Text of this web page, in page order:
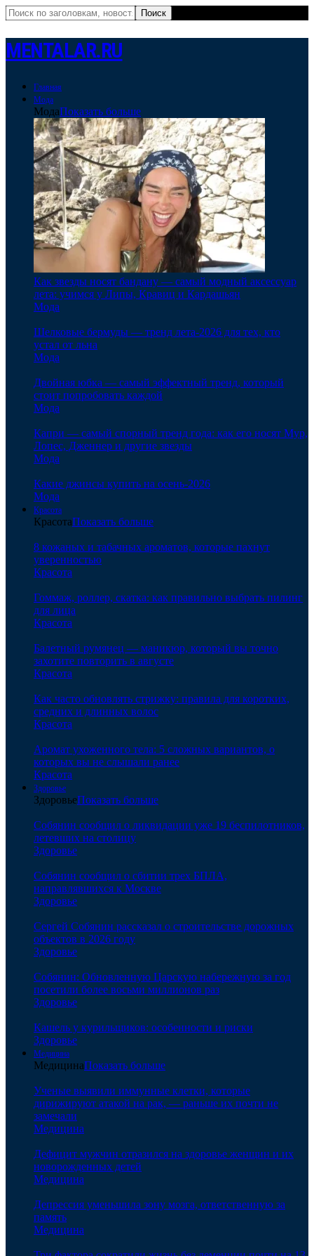
MENTALAR.RU
Главная
Мода
МодаПоказать больше
Как звезды носят бандану — самый модный аксессуар
лета: учимся у Липы, Кравиц и Кардашьян
Мода
Шелковые бермуды — тренд лета-2026 для тех, кто
устал от льна
Мода
Двойная юбка — самый эффектный тренд, который
стоит попробовать каждой
Мода
Капри — самый спорный тренд года: как его носят Мур,
Лопес, Дженнер и другие звезды
Мода
Какие джинсы купить на осень-2026
Мода
Красота
КрасотаПоказать больше
8 кожаных и табачных ароматов, которые пахнут
уверенностью
Красота
Гоммаж, роллер, скатка: как правильно выбрать пилинг
для лица
Красота
Балетный румянец — маникюр, который вы точно
захотите повторить в августе
Красота
Как часто обновлять стрижку: правила для коротких,
средних и длинных волос
Красота
Аромат ухоженного тела: 5 сложных вариантов, о
которых вы не слышали ранее
Красота
Здоровье
ЗдоровьеПоказать больше
Собянин сообщил о ликвидации уже 19 беспилотников,
летевших на столицу
Здоровье
Собянин сообщил о сбитии трех БПЛА,
направлявшихся к Москве
Здоровье
Сергей Собянин рассказал о строительстве дорожных
объектов в 2026 году
Здоровье
Собянин: Обновленную Царскую набережную за год
посетили более восьми миллионов раз
Здоровье
Кашель у курильщиков: особенности и риски
Здоровье
Медицина
МедицинаПоказать больше
Ученые выявили иммунные клетки, которые
дирижируют атакой на рак, — раньше их почти не
замечали
Медицина
Дефицит мужчин отразился на здоровье женщин и их
новорожденных детей
Медицина
Депрессия уменьшила зону мозга, ответственную за
память
Медицина